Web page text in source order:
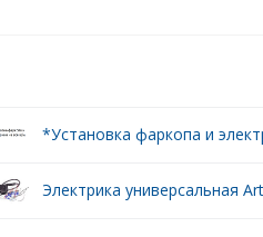
*Установка фаркопа и
Электрика универсальная